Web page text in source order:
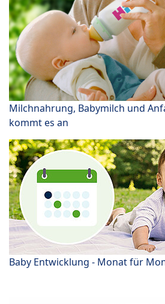
Milchnahrung, Babymilch und
kommt es an
Baby Entwicklung - Monat für